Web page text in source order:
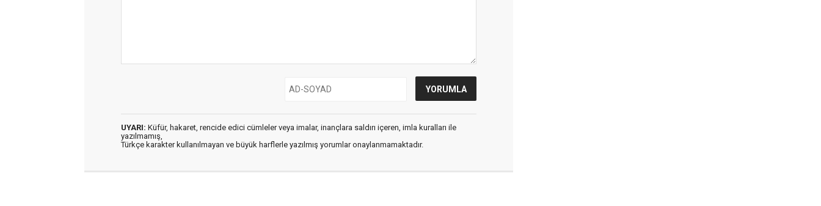
UYARI: Küfür, hakaret, rencide edici cümleler veya imalar, inançlara saldırı içeren, imla kuralları ile
yazılmamış,
Türkçe karakter kullanılmayan ve büyük harflerle yazılmış yorumlar onaylanmamaktadır.